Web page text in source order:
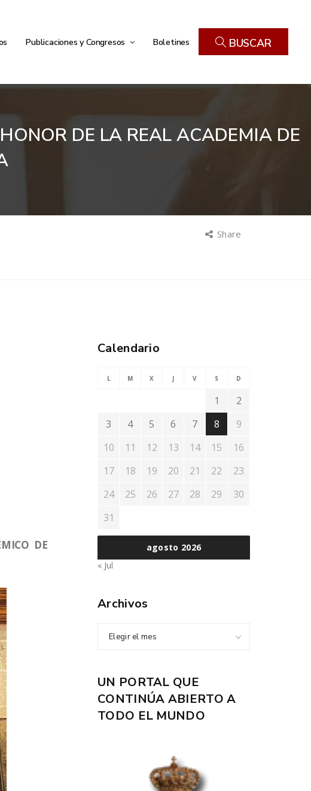
Publicaciones y Congresos Boletines BUSCAR
DE LA REAL ACADEMIA DE
Share
DE
Calendario
agosto 2026
L M X J V S D
1
2
3
4 5 6 7 8
9
10
11 12 13 14 15
16
17
18 19 20 21 22
23
24
25 26 27 28 29
30
31
« Jul
Archivos
Elegir el mes
UN PORTAL QUE
CONTINÚA ABIERTO A
TODO EL MUNDO